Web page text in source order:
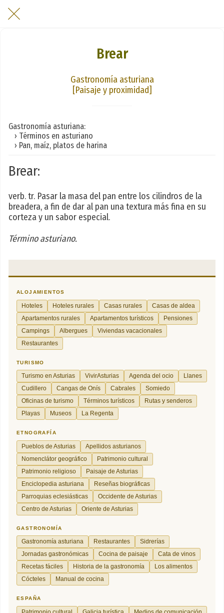
Brear
Gastronomía asturiana
[Paisaje y proximidad]
Gastronomía asturiana:
› Términos en asturiano
› Pan, maíz, platos de harina
Brear:
verb. tr. Pasar la masa del pan entre los cilindros de la
breadera, a fin de dar al pan una textura más fina en su
corteza y un sabor especial.
Término asturiano.